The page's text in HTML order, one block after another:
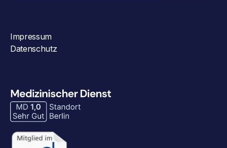
Impressum
Datenschutz